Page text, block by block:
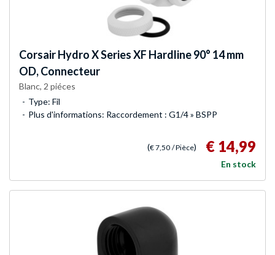
CorsairHydro X Series XF Hardline 90° 14 mm
OD, Connecteur
Blanc, 2 piéces
Type: Fil
Plus d'informations: Raccordement : G1/4 » BSPP
(€ 7,50 / Pièce) € 14,99
En stock